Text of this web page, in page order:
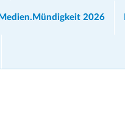
Medien.Mündigkeit 2026